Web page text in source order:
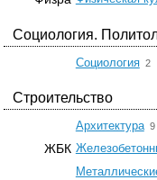
Социология.
Социология 2
Строительство
Архитектура 9
ЖБК